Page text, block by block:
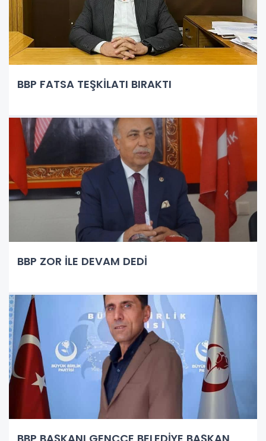
BBP FATSA TEŞKİLATI BIRAKTI
BBP ZOR İLE DEVAM DEDİ